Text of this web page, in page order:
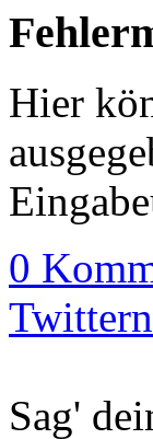
Hier
0
Twittern
Sag'